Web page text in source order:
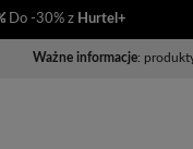
Do -30% z Hurtel+
Ważne informacje: